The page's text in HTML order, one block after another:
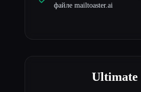
файле mailtoaster.ai
Ultimate